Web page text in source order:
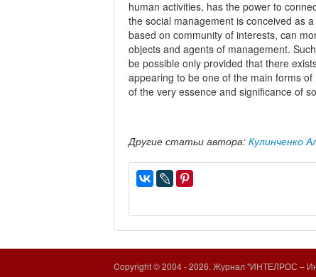
human activities, has the power to
the social management is conceived as
based on community of interests, can
objects and agents of management.
be possible only provided that there
appearing to be one of the main forms
of the very essence and significance of
Другие статьи автора: Кулинченко
Copyright © 2004 -2026. Журнал "ИНТЕЛРОС –